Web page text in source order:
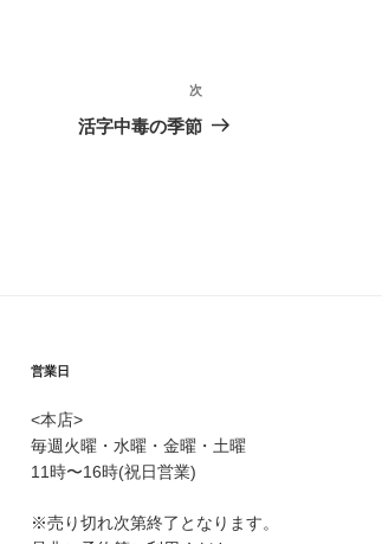
次
の
次
活字中毒の季節
営業日
<本店>
毎週火曜・水曜・金曜・土曜
11時〜16時(祝日営業)
※売り切れ次第終了となります。